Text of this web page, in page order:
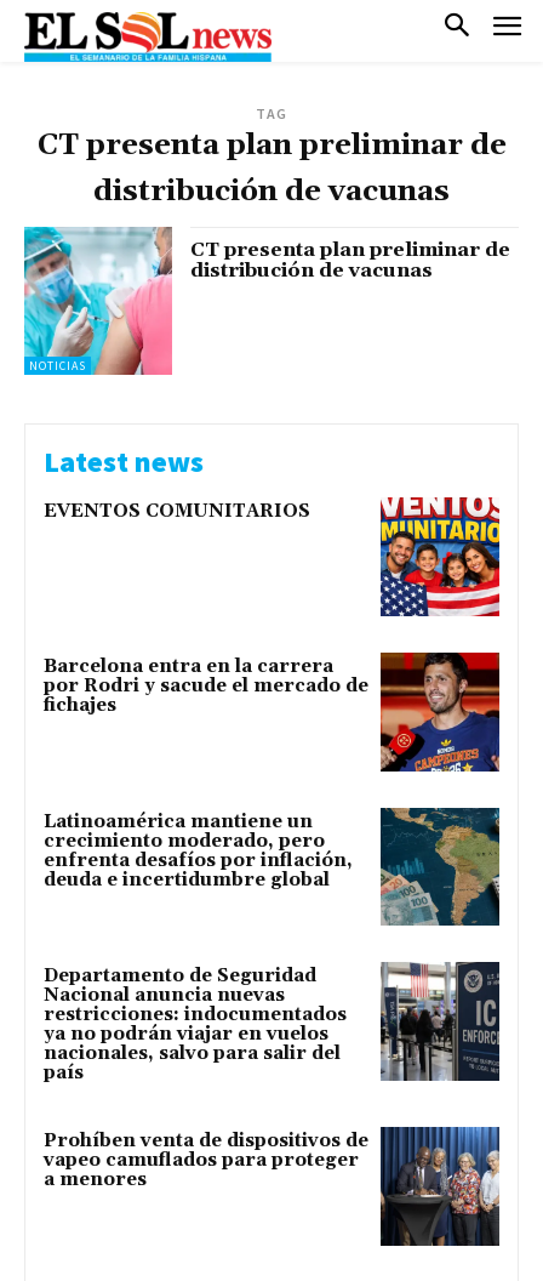
TAG
CT presenta plan preliminar de
distribución de vacunas
NOTICIAS
CT presenta plan preliminar de
distribución de vacunas
Latest news
EVENTOS COMUNITARIOS
Barcelona entra en la carrera
por Rodri y sacude el mercado de
fichajes
Latinoamérica mantiene un
crecimiento moderado, pero
enfrenta desafíos por inflación,
deuda e incertidumbre global
Departamento de Seguridad
Nacional anuncia nuevas
restricciones: indocumentados
ya no podrán viajar en vuelos
nacionales, salvo para salir del
país
Prohíben venta de dispositivos de
vapeo camuflados para proteger
a menores